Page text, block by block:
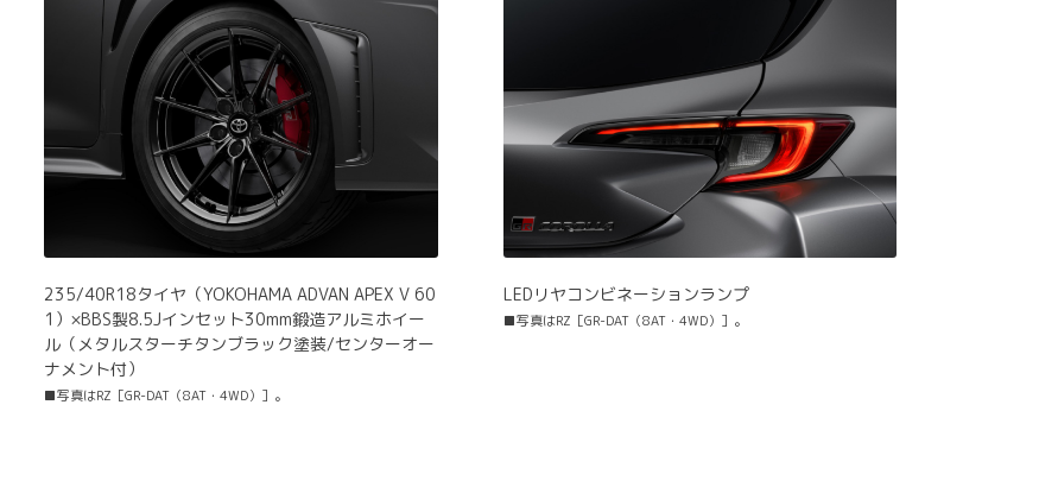
235/40R18タイヤ（YOKOHAMA ADVAN APEX V 60
1）×BBS製8.5Jインセット30mm鍛造アルミホイー
ル（メタルスターチタンブラック塗装/センターオー
ナメント付）
■写真はRZ［GR-DAT（8AT・4WD）］。
LEDリヤコンビネーションランプ
■写真はRZ［GR-DAT（8AT・4WD）］。